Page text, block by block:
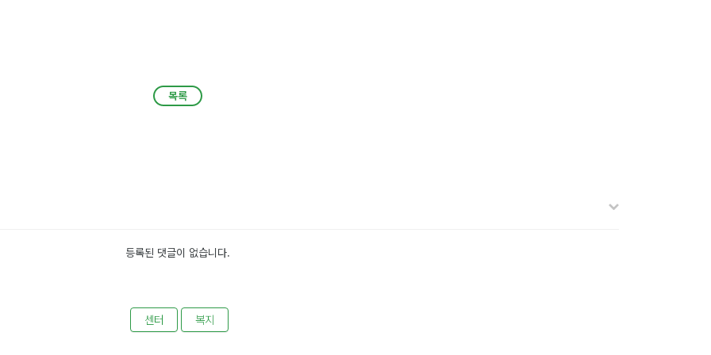
목록
등록된 댓글이 없습니다.
센터 복지